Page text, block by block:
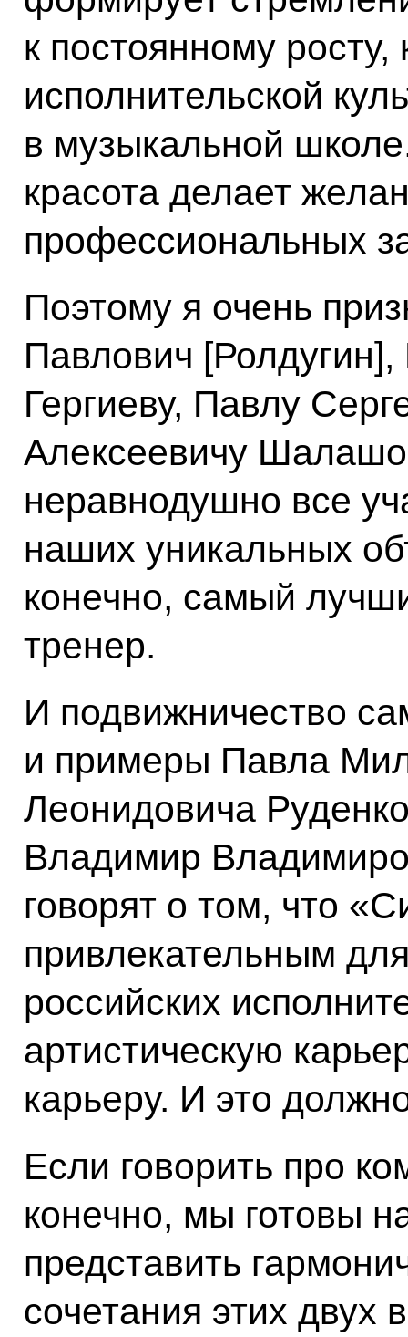
к постоянному росту,
исполнительской
в музыкальной
красота делает
профессиональных
Поэтому я очень
Павлович
Гергиеву, Павлу
Алексеевичу
неравнодушно все
наших уникальных
конечно, самый
тренер.
И подвижничество
и примеры Павла
Леонидовича
Владимир
говорят о том, что
привлекательным
российских
артистическую
карьеру. И это
Если говорить про
конечно, мы готовы
представить
сочетания этих двух